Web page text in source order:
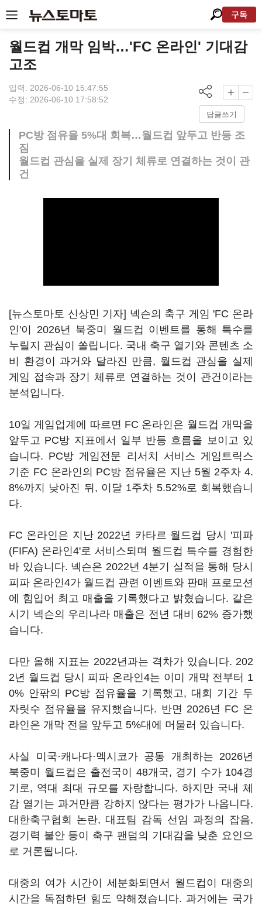
구독
월드컵 개막 임박…'FC 온라인' 기대감
고조
입력: 2026-06-10 15:47:55
수정: 2026-06-10 17:58:52
답글쓰기
PC방 점유율 5%대 회복…월드컵 앞두고 반등 조
짐
월드컵 관심을 실제 장기 체류로 연결하는 것이 관
건
[뉴스토마토 신상민 기자] 넥슨의 축구 게임 'FC 온라
인'이 2026년 북중미 월드컵 이벤트를 통해 특수를
누릴지 관심이 쏠립니다. 국내 축구 열기와 콘텐츠 소
비 환경이 과거와 달라진 만큼, 월드컵 관심을 실제
게임 접속과 장기 체류로 연결하는 것이 관건이라는
분석입니다.
10일 게임업계에 따르면 FC 온라인은 월드컵 개막을
앞두고 PC방 지표에서 일부 반등 흐름을 보이고 있
습니다. PC방 게임전문 리서치 서비스 게임트릭스
기준 FC 온라인의 PC방 점유율은 지난 5월 2주차 4.
8%까지 낮아진 뒤, 이달 1주차 5.52%로 회복했습니
다.
FC 온라인은 지난 2022년 카타르 월드컵 당시 '피파
(FIFA) 온라인4'로 서비스되며 월드컵 특수를 경험한
바 있습니다. 넥슨은 2022년 4분기 실적을 통해 당시
피파 온라인4가 월드컵 관련 이벤트와 판매 프로모션
에 힘입어 최고 매출을 기록했다고 밝혔습니다. 같은
시기 넥슨의 우리나라 매출은 전년 대비 62% 증가했
습니다.
다만 올해 지표는 2022년과는 격차가 있습니다. 202
2년 월드컵 당시 피파 온라인4는 이미 개막 전부터 1
0% 안팎의 PC방 점유율을 기록했고, 대회 기간 두
자릿수 점유율을 유지했습니다. 반면 2026년 FC 온
라인은 개막 전을 앞두고 5%대에 머물러 있습니다.
사실 미국·캐나다·멕시코가 공동 개최하는 2026년
북중미 월드컵은 출전국이 48개국, 경기 수가 104경
기로, 역대 최대 규모를 자랑합니다. 하지만 국내 체
감 열기는 과거만큼 강하지 않다는 평가가 나옵니다.
대한축구협회 논란, 대표팀 감독 선임 과정의 잡음,
경기력 불안 등이 축구 팬덤의 기대감을 낮춘 요인으
로 거론됩니다.
대중의 여가 시간이 세분화되면서 월드컵이 대중의
시간을 독점하던 힘도 약해졌습니다. 과거에는 국가